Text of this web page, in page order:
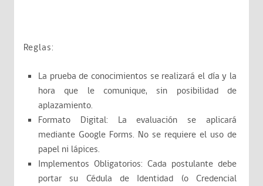
Reglas:
La prueba de conocimientos se realizará el día y la
hora que le comunique, sin posibilidad de
aplazamiento.
Formato Digital: La evaluación se aplicará
mediante Google Forms. No se requiere el uso de
papel ni lápices.
Implementos Obligatorios: Cada postulante debe
portar su Cédula de Identidad (o Credencial